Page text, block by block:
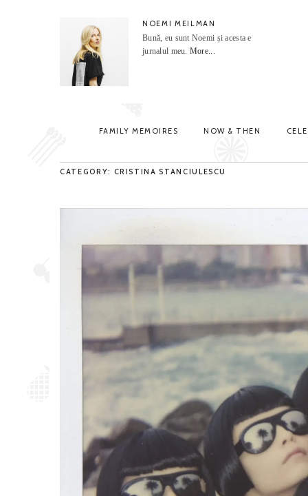
NOEMI MEILMAN
Bună, eu sunt Noemi și acesta e
jurnalul meu. More...
FAMILY MEMOIRES NOW & THEN
CATEGORY: CRISTINA STANCIULESCU